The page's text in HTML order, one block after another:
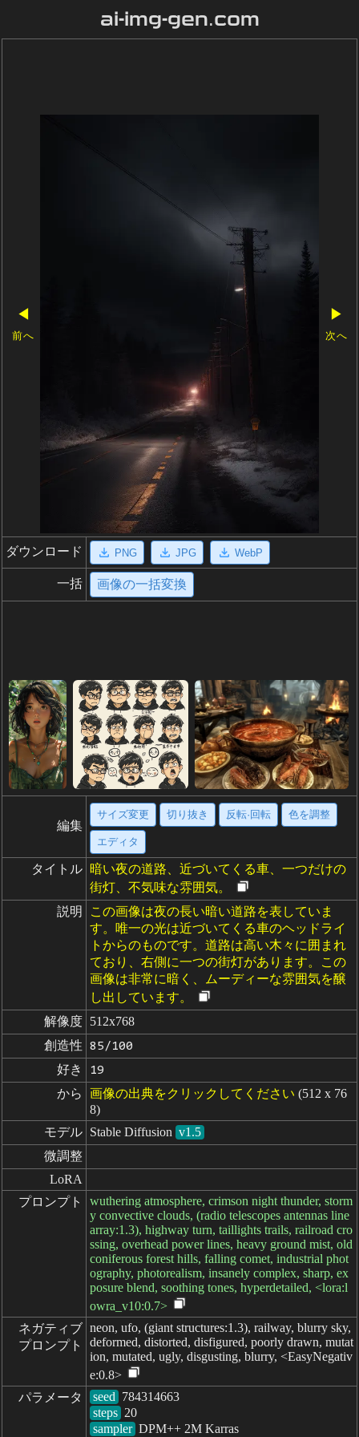
ai-img-gen.com
◀
前へ
▶
次へ
ダウンロード PNG JPG WebP
一括 画像の一括変換
編集
サイズ変更 切り抜き 反転·回転 色を調整
エディタ
タイトル 暗い夜の道路、近づいてくる車、一つだけの
街灯、不気味な雰囲気。
説明
この画像は夜の長い暗い道路を表していま
す。唯一の光は近づいてくる車のヘッドライ
トからのものです。道路は高い木々に囲まれ
ており、右側に一つの街灯があります。この
画像は非常に暗く、ムーディーな雰囲気を醸
し出しています。
解像度 512x768
創造性
85/100
好き 19
から 画像の出典をクリックしてください (512 x 76
8)
モデル Stable Diffusion v1.5
微調整
LoRA
プロンプト
wuthering atmosphere, crimson night thunder, storm
y convective clouds, (radio telescopes antennas line
array:1.3), highway turn, taillights trails, railroad cro
ssing, overhead power lines, heavy ground mist, old
coniferous forest hills, falling comet, industrial phot
ography, photorealism, insanely complex, sharp, ex
posure blend, soothing tones, hyperdetailed, <lora:l
owra_v10:0.7>
ネガティブ
プロンプト
neon, ufo, (giant structures:1.3), railway, blurry sky,
deformed, distorted, disfigured, poorly drawn, mutat
ion, mutated, ugly, disgusting, blurry, <EasyNegativ
e:0.8>
パラメータ
seed
steps
sampler